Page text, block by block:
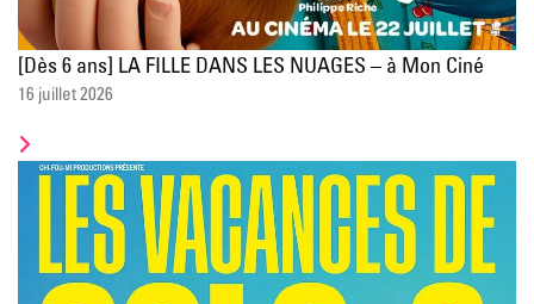
[Dès 6 ans] LA FILLE DANS LES NUAGES – à Mon Ciné
16 juillet 2026